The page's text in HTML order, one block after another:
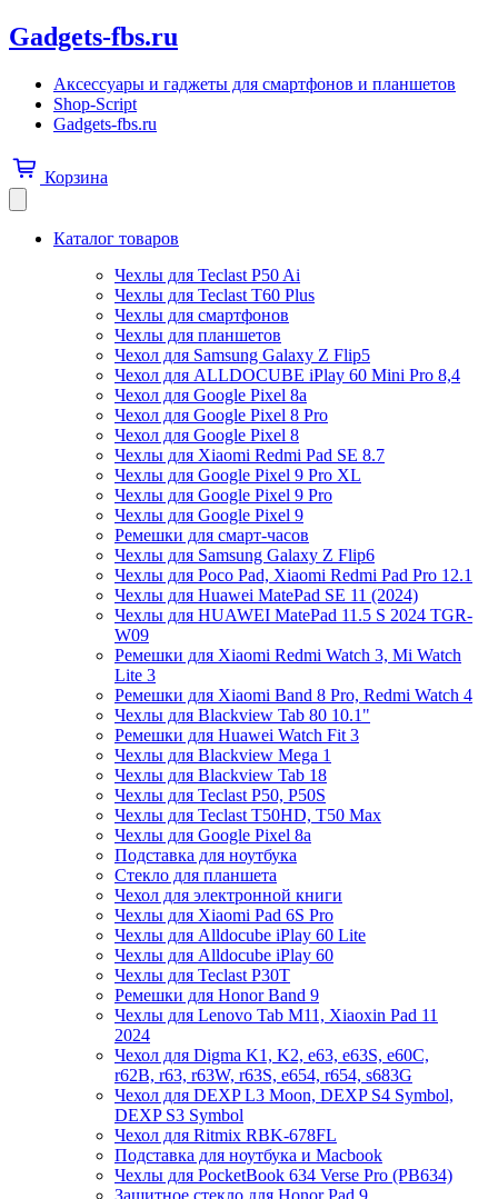
Gadgets-fbs.ru
Аксессуары и гаджеты для смартфонов и планшетов
Shop-Script
Gadgets-fbs.ru
Корзина
Каталог товаров
Чехлы для Teclast P50 Ai
Чехлы для Teclast T60 Plus
Чехлы для смартфонов
Чехлы для планшетов
Чехол для Samsung Galaxy Z Flip5
Чехол для ALLDOCUBE iPlay 60 Mini Pro 8,4
Чехол для Google Pixel 8a
Чехол для Google Pixel 8 Pro
Чехол для Google Pixel 8
Чехлы для Xiaomi Redmi Pad SE 8.7
Чехлы для Google Pixel 9 Pro XL
Чехлы для Google Pixel 9 Pro
Чехлы для Google Pixel 9
Ремешки для смарт-часов
Чехлы для Samsung Galaxy Z Flip6
Чехлы для Poco Pad, Xiaomi Redmi Pad Pro 12.1
Чехлы для Huawei MatePad SE 11 (2024)
Чехлы для HUAWEI MatePad 11.5 S 2024 TGR-
W09
Ремешки для Xiaomi Redmi Watch 3, Mi Watch
Lite 3
Ремешки для Xiaomi Band 8 Pro, Redmi Watch 4
Чехлы для Blackview Tab 80 10.1"
Ремешки для Huawei Watch Fit 3
Чехлы для Blackview Mega 1
Чехлы для Blackview Tab 18
Чехлы для Teclast P50, P50S
Чехлы для Teclast T50HD, T50 Max
Чехлы для Google Pixel 8a
Подставка для ноутбука
Стекло для планшета
Чехол для электронной книги
Чехлы для Xiaomi Pad 6S Pro
Чехлы для Alldocube iPlay 60 Lite
Чехлы для Alldocube iPlay 60
Чехлы для Teclast P30T
Ремешки для Honor Band 9
Чехлы для Lenovo Tab M11, Xiaoxin Pad 11
2024
Чехол для Digma K1, K2, e63, e63S, e60C,
r62B, r63, r63W, r63S, e654, r654, s683G
Чехол для DEXP L3 Moon, DEXP S4 Symbol,
DEXP S3 Symbol
Чехол для Ritmix RBK-678FL
Подставка для ноутбука и Macbook
Чехлы для PocketBook 634 Verse Pro (PB634)
Защитное стекло для Honor Pad 9